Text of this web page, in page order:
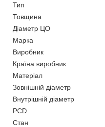
Тип
Товщина
Діаметр ЦО
Марка
Виробник
Країна виробник
Матеріал
Зовнішній діаметр
Внутрішній діаметр
PCD
Стан